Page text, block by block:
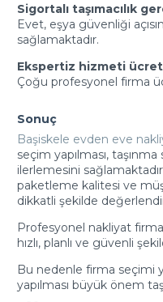
Sigortalı taşımacılık
Evet, eşya güvenliği
sağlamaktadır.
Ekspertiz hizmeti
Çoğu profesyonel firma
Sonuç
Başiskele evden eve
seçim yapılması,
ilerlemesini
paketleme kalitesi ve
dikkatli şekilde
Profesyonel nakliyat
hızlı, planlı ve güvenli
Bu nedenle firma seçimi
yapılması büyük önem